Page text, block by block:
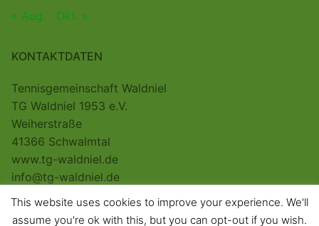
« Aug. Okt. »
KONTAKTDATEN
Tennisgemeinschaft Waldniel
TG Waldniel 1953 e.V.
Weiherstraße
41366 Schwalmtal
www.tg-waldniel.de
info@tg-waldniel.de
This website uses cookies to improve your experience. We'll
assume you're ok with this, but you can opt-out if you wish.